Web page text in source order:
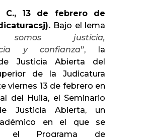
C., 13 de febrero de
Bajo el lema
somos justicia,
y confianza”, la
Justicia Abierta del
de la Judicatura
viernes 13 de febrero en
del Huila, el Seminario
Justicia Abierta, un
en el que se
el Programa de